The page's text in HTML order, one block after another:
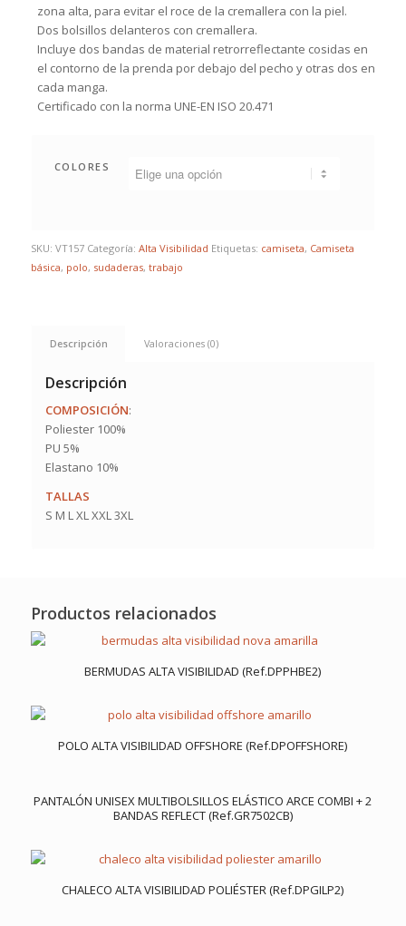
zona alta, para evitar el roce de la cremallera con la piel.
Dos bolsillos delanteros con cremallera.
Incluye dos bandas de material retrorreflectante cosidas en
el contorno de la prenda por debajo del pecho y otras dos en
cada manga.
Certificado con la norma UNE-EN ISO 20.471
COLORES
SKU: VT157 Categoría: Alta Visibilidad Etiquetas: camiseta, Camiseta
básica, polo, sudaderas, trabajo
Descripción Valoraciones (0)
Descripción
COMPOSICIÓN:
Poliester 100%
PU 5%
Elastano 10%
TALLAS
S M L XL XXL 3XL
Productos relacionados
BERMUDAS ALTA VISIBILIDAD (Ref.DPPHBE2)
POLO ALTA VISIBILIDAD OFFSHORE (Ref.DPOFFSHORE)
PANTALÓN UNISEX MULTIBOLSILLOS ELÁSTICO ARCE COMBI + 2
BANDAS REFLECT (Ref.GR7502CB)
CHALECO ALTA VISIBILIDAD POLIÉSTER (Ref.DPGILP2)